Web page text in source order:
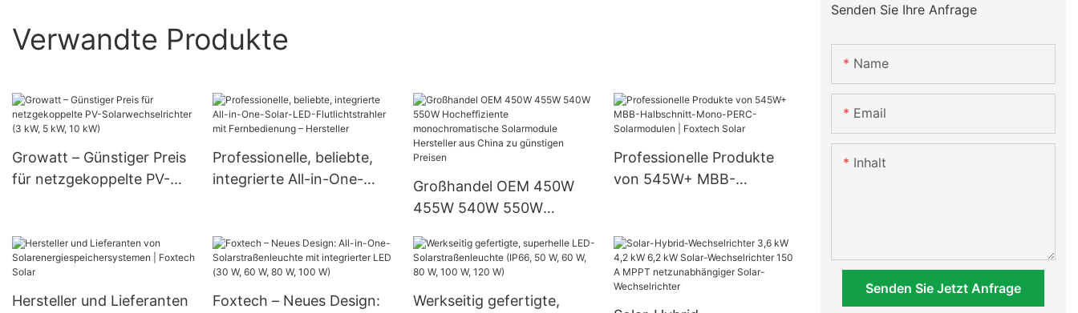
Verwandte Produkte
Growatt – Günstiger Preis
für netzgekoppelte PV-
Professionelle, beliebte,
integrierte All-in-One-
Hersteller
Großhandel OEM 450W
455W 540W 550W
monochromatische
Solarmodule Hersteller aus
China zu günstigen
Professionelle Produkte
von 545W+ MBB-
Solar
Hersteller und Lieferanten
Foxtech – Neues Design:
Werkseitig gefertigte,
Senden Sie Ihre Anfrage
Name
Email
Inhalt
Senden Sie Jetzt Anfrage